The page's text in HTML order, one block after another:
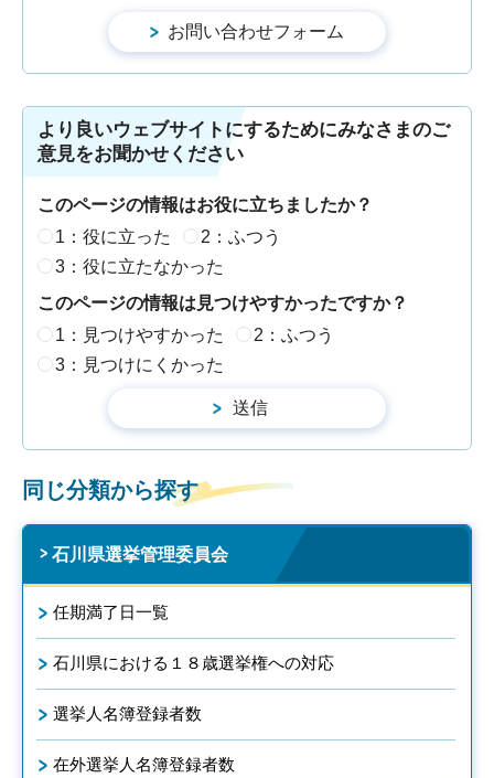
より良いウェブサイトにするためにみなさまのご
意見をお聞かせください
このページの情報はお役に立ちましたか？
1：役に立った
2：ふつう
3：役に立たなかった
このページの情報は見つけやすかったですか？
1：見つけやすかった
2：ふつう
3：見つけにくかった
同じ分類から探す
石川県選挙管理委員会
任期満了日一覧
石川県における１８歳選挙権への対応
選挙人名簿登録者数
在外選挙人名簿登録者数